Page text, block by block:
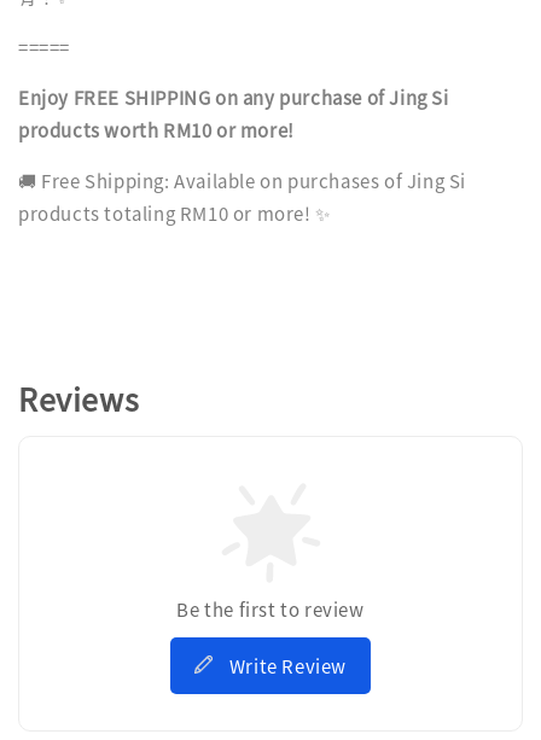
=====
Enjoy FREE SHIPPING on any purchase of Jing Si
products worth RM10 or more!
🚚 Free Shipping: Available on purchases of Jing Si
products totaling RM10 or more! ✨
Reviews
Be the first to review
Write Review